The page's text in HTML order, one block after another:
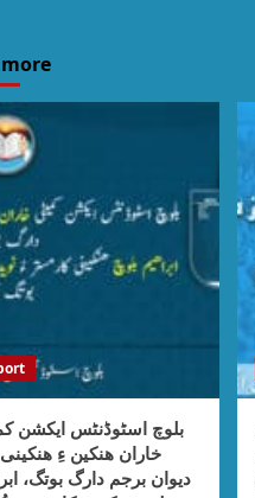
بلوچ اسٹوڈنٹس ایکشن
خاران ھنکین ءِ
دیوان برجم دارگ بوتگ،